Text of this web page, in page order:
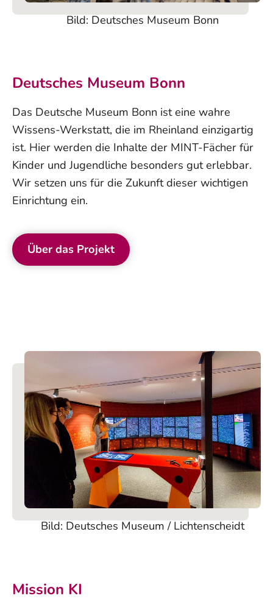
Bild: Deutsches Museum Bonn
Deutsches Museum Bonn
Das Deutsche Museum Bonn ist eine wahre
Wissens-Werkstatt, die im Rheinland einzigartig
ist. Hier werden die Inhalte der MINT-Fächer für
Kinder und Jugendliche besonders gut erlebbar.
Wir setzen uns für die Zukunft dieser wichtigen
Einrichtung ein.
Über das Projekt
Bild: Deutsches Museum / Lichtenscheidt
Mission KI